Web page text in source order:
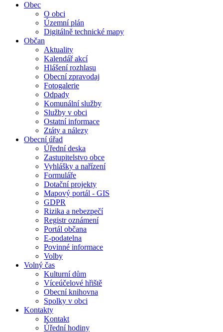
Obec
O obci
Územní plán
Digitálně technické mapy
Občan
Aktuality
Kalendář akcí
Hlášení rozhlasu
Obecní zpravodaj
Fotogalerie
Odpady
Komunální služby
Služby v obci
Ostatní informace
Ztáty a nálezy
Obecní úřad
Úřední deska
Zastupitelstvo obce
Vyhlášky a nařízení
Formuláře
Dotační projekty
Mapový portál - GIS
GDPR
Rizika a nebezpečí
Registr oznámení
Portál občana
E-podatelna
Povinné informace
Volby
Volný čas
Kulturní dům
Víceúčelové hřiště
Obecní knihovna
Spolky v obci
Kontakty
Kontakt
Úřední hodiny